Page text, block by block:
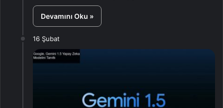
Devamını Oku »
16 Şubat